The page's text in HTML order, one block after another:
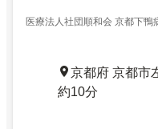
医療法人社団順和会 京都下鴨
京都府 京都市
約10分